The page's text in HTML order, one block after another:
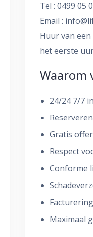
Tel : 0499 05
Email :
Huur van
het eerste
Waarom
24/24 7/7
Gratis
Respect
Conforme
Maximaal